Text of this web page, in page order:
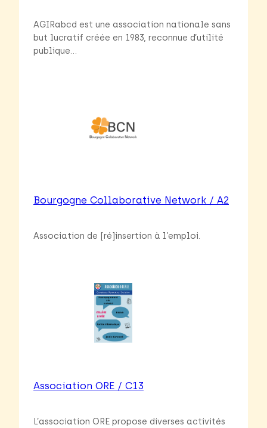
AGIRabcd est une association nationale sans
but lucratif créée en 1983, reconnue d’utilité
publique…
Bourgogne Collaborative Network / A2
Association de [ré]insertion à l’emploi.
Association ORE / C13
L’association ORE propose diverses activités